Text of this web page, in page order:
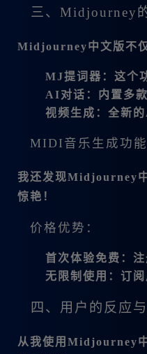
三、Midjourney
Midjourney中文版不
MJ提词器 ：这个
AI对话 ：内置多
视频生成 ：全新
MIDI音乐生成功能
我还发现Midjourney
惊艳！
价格优势：
首次体验免费 ：
无限制使用 ：订
四、用户的反应
从我使用Midjourney